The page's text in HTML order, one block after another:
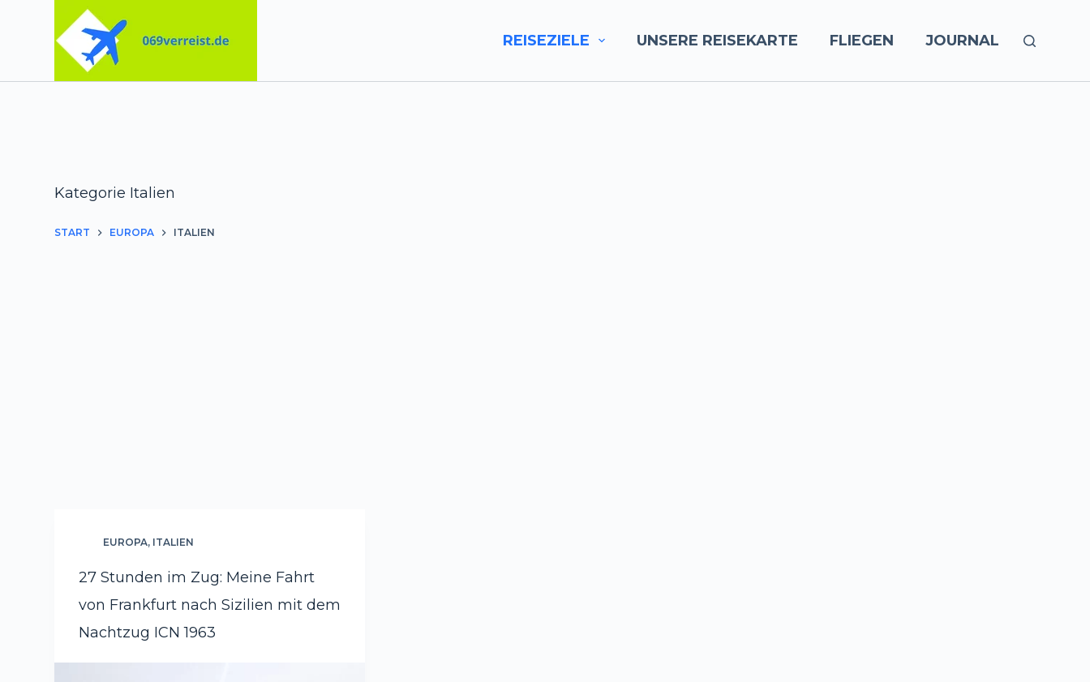
REISEZIELE UNSERE REISEKARTE FLIEGEN JOURNAL
Kategorie Italien
START EUROPA ITALIEN
EUROPA, ITALIEN
27 Stunden im Zug: Meine Fahrt
von Frankfurt nach Sizilien mit dem
Nachtzug ICN 1963